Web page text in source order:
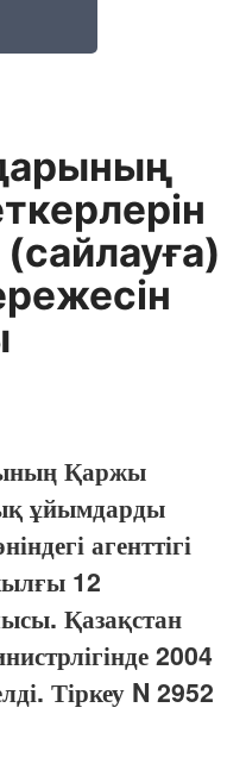
Қаржы
ұйымдарды
агенттігі
12
Қазақстан
2004
Тіркеу N 2952